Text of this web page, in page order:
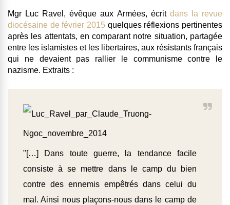
Mgr Luc Ravel, évêque aux Armées, écrit dans la revue
diocésaine de février 2015 quelques réflexions pertinentes
après les attentats, en comparant notre situation, partagée
entre les islamistes et les libertaires, aux résistants français
qui ne devaient pas rallier le communisme contre le
nazisme. Extraits :
"[…] Dans toute guerre, la tendance facile
consiste à se mettre dans le camp du bien
contre des ennemis empêtrés dans celui du
mal. Ainsi nous plaçons-nous dans le camp de